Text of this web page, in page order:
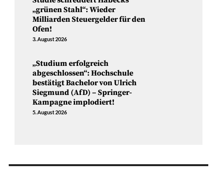
„grünen Stahl“: Wieder
Milliarden Steuergelder für den
Ofen!
3. August 2026
„Studium erfolgreich
abgeschlossen“: Hochschule
bestätigt Bachelor von Ulrich
Siegmund (AfD) – Springer-
Kampagne implodiert!
5. August 2026